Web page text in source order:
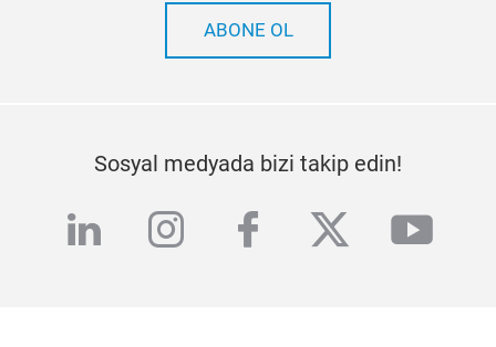
ABONE OL
Sosyal medyada bizi takip edin!
linkedininstagram
facebook
twitter